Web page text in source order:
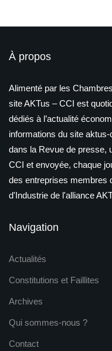
À propos
Alimenté par les
site AKTus – CCI est
dédiés à l’actualité
informations du site
dans la Revue de presse,
CCI et envoyée, chaque
des entreprises membres
d'Industrie de l'alliance
Navigation
Actualités
Constitutions et Faillites
Archives
Qui sommes-nous ?
Contact